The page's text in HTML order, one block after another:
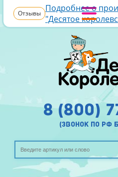
Отзывы Подробнее о
"Десятое
8 (800)
(звонок по рф